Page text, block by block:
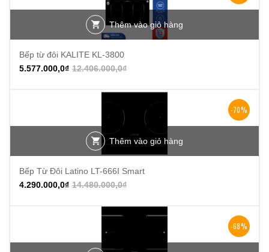
Thêm vào giỏ hàng
Bếp từ đôi KALITE KL-3800
12.406.000,0₫
5.577.000,0₫
-70%
Thêm vào giỏ hàng
Bếp Từ Đôi Latino LT-666I Smart
14.480.000,0₫
4.290.000,0₫
-68%